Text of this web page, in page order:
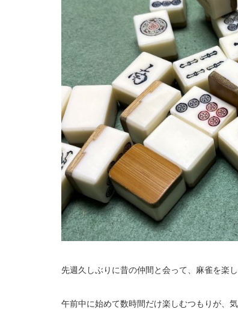
先週久しぶりに昔の仲間と会って、麻雀を楽し
午前中に始めて数時間だけ楽しむつもりが、